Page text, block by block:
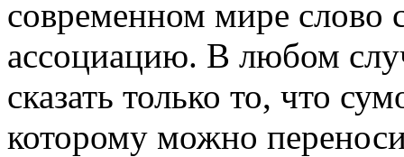
современном мире слово
ассоциацию. В любом
сказать только то, что
которому можно